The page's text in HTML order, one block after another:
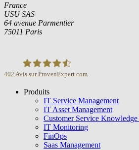
France
USU SAS
64 avenue Parmentier
75011 Paris
USU GmbH
402 Avis sur ProvenExpert.com
Produits
IT Service Management
IT Asset Management
Customer Service
IT Monitoring
FinOps
Saas Management